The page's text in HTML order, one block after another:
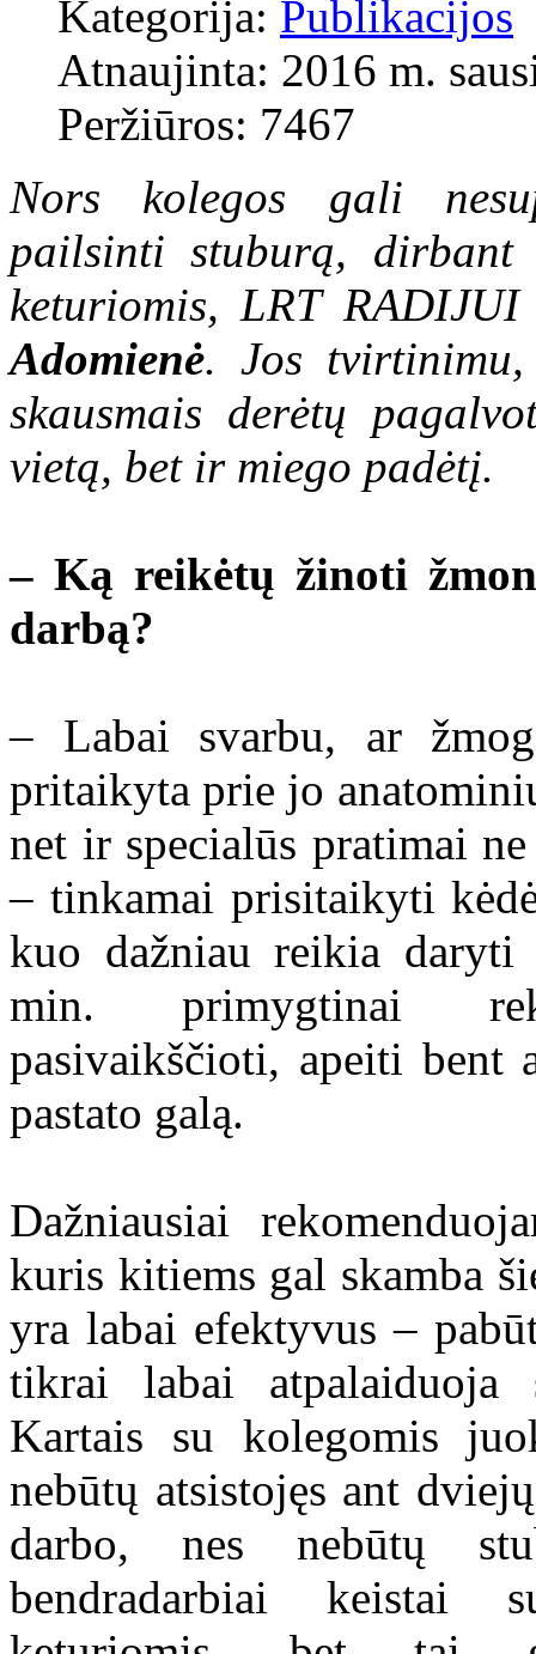
Kategorija: Publikacijos
Atnaujinta: 2016 m.
Peržiūros: 7467
Nors kolegos gali
pailsinti stuburą,
keturiomis, LRT
Adomienė. Jos
skausmais derėtų
vietą, bet ir miego padėtį.
– Ką reikėtų žinoti
darbą?
– Labai svarbu, ar
pritaikyta prie jo
net ir specialūs pratimai
– tinkamai prisitaikyti
kuo dažniau reikia daryti
min. primygtinai
pasivaikščioti, apeiti
pastato galą.
Dažniausiai
kuris kitiems gal skamba
yra labai efektyvus –
tikrai labai atpalaiduoja
Kartais su kolegomis
nebūtų atsistojęs ant
darbo, nes nebūtų
bendradarbiai keistai